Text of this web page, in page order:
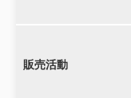
販売活動